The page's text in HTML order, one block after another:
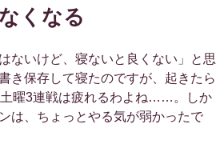
くなる
ないけど、寝ないと良くない」と思
き保存して寝たのですが、起きたら
曜3連戦は疲れるわよね……。しか
、ちょっとやる気が弱かったで